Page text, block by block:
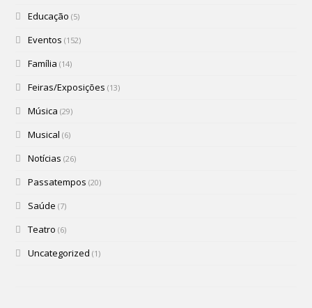
Educação (5)
Eventos (152)
Família (14)
Feiras/Exposições (13)
Música (29)
Musical (6)
Notícias (26)
Passatempos (20)
Saúde (7)
Teatro (6)
Uncategorized (1)